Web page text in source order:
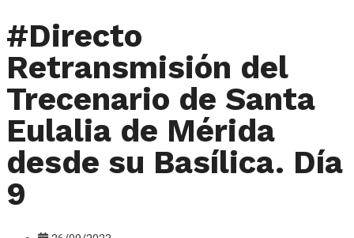
#Directo
Retransmisión del
Trecenario de Santa
Eulalia de Mérida
desde su Basílica. Día
9